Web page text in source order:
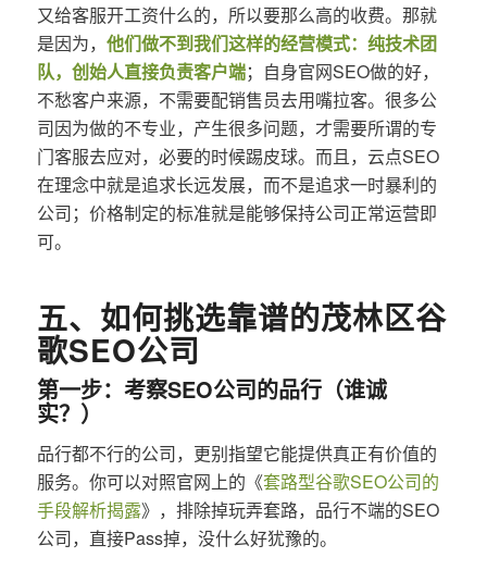
又给客服开工资什么的，所以要那么高的收费。那就
是因为， 他们做不到我们这样的经营模式：纯技术团
队，创始人直接负责客户端；自身官网SEO做的好，
不愁客户来源，不需要配销售员去用嘴拉客。很多公
司因为做的不专业，产生很多问题，才需要所谓的专
门客服去应对，必要的时候踢皮球。而且，云点SEO
在理念中就是追求长远发展，而不是追求一时暴利的
公司；价格制定的标准就是能够保持公司正常运营即
可。
五、如何挑选靠谱的茂林区谷
歌SEO公司
第一步：考察SEO公司的品行（谁诚
实？）
品行都不行的公司，更别指望它能提供真正有价值的
服务。你可以对照官网上的《套路型谷歌SEO公司的
手段解析揭露》，排除掉玩弄套路，品行不端的SEO
公司，直接Pass掉，没什么好犹豫的。